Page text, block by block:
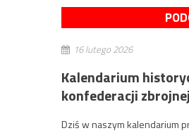
16 lutego 2026
Kalendarium
konfederacji
Dziś w naszym kalendarium